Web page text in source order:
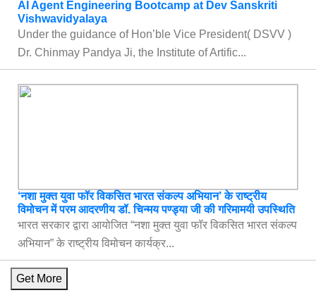
AI Agent Engineering Bootcamp at Dev Sanskriti
Vishwavidyalaya
Under the guidance of Hon’ble Vice President( DSVV )
Dr. Chinmay Pandya Ji, the Institute of Artific...
‘नशा मुक्त युवा फॉर विकसित भारत संकल्प अभियान’ के राष्ट्रीय
विमोचन में परम आदरणीय डॉ. चिन्मय पण्ड्या जी की गरिमामयी उपस्थिति
भारत सरकार द्वारा आयोजित “नशा मुक्त युवा फॉर विकसित भारत संकल्प
अभियान” के राष्ट्रीय विमोचन कार्यक्र...
Get More